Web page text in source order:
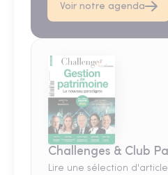
Voir notre agenda
Challenges & Club
Lire une sélection